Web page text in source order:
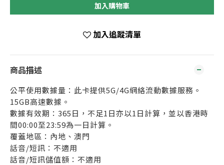
加入購物車
加入追蹤清單
商品描述
公平使用數據量：此卡提供5G/4G網絡流動數據服務。
15GB高速數據。
數據有效期：365日，不足1日亦以1日計算，並以香港時
間00:00至23:59為一日計算。
覆蓋地區：內地、澳門
話音/短訊：不適用
話音/短訊儲值額：不適用